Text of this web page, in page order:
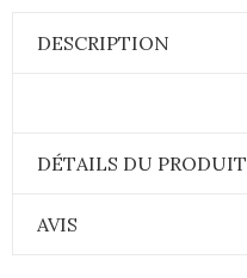
DESCRIPTION
DÉTAILS DU PRODUIT
AVIS